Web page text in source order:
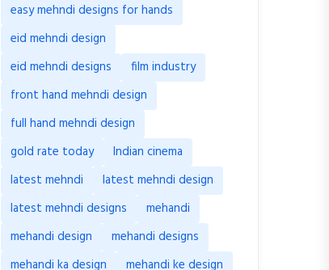
easy mehndi designs for hands
eid mehndi design
eid mehndi designs
film industry
front hand mehndi design
full hand mehndi design
gold rate today
Indian cinema
latest mehndi
latest mehndi design
latest mehndi designs
mehandi
mehandi design
mehandi designs
mehandi ka design
mehandi ke design